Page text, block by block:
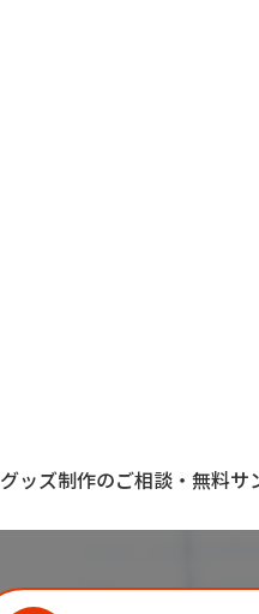
グッズ制作のご相談・無料